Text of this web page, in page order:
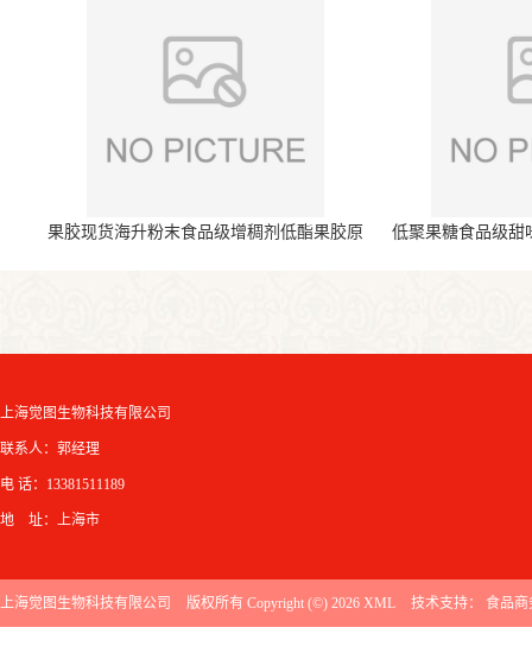
果胶现货海升粉末食品级增稠剂低酯果胶原
低聚果糖食品级甜
上海觉图生物科技有限公司
联系人：郭经理
电 话：13381511189
地 址：上海市
上海觉图生物科技有限公司 版权所有 Copyright (©) 2026 XML 技术支持： 食品商